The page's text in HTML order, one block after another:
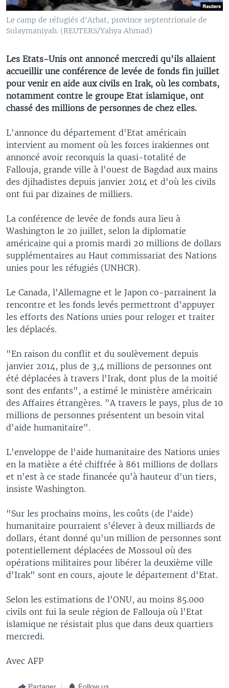
Le camp de réfugiés d'Arbat, province septentrionale de
Sulaymaniyah. (REUTERS/Yahya Ahmad)
Les Etats-Unis ont annoncé mercredi qu'ils allaient
accueillir une conférence de levée de fonds fin juillet
pour venir en aide aux civils en Irak, où les combats,
notamment contre le groupe Etat islamique, ont
chassé des millions de personnes de chez elles.
L'annonce du département d'Etat américain
intervient au moment où les forces irakiennes ont
annoncé avoir reconquis la quasi-totalité de
Fallouja, grande ville à l'ouest de Bagdad aux mains
des djihadistes depuis janvier 2014 et d'où les civils
ont fui par dizaines de milliers.
La conférence de levée de fonds aura lieu à
Washington le 20 juillet, selon la diplomatie
américaine qui a promis mardi 20 millions de dollars
supplémentaires au Haut commissariat des Nations
unies pour les réfugiés (UNHCR).
Le Canada, l'Allemagne et le Japon co-parrainent la
rencontre et les fonds levés permettront d'appuyer
les efforts des Nations unies pour reloger et traiter
les déplacés.
"En raison du conflit et du soulèvement depuis
janvier 2014, plus de 3,4 millions de personnes ont
été déplacées à travers l'Irak, dont plus de la moitié
sont des enfants", a estimé le ministère américain
des Affaires étrangères. "A travers le pays, plus de 10
millions de personnes présentent un besoin vital
d'aide humanitaire".
L'enveloppe de l'aide humanitaire des Nations unies
en la matière a été chiffrée à 861 millions de dollars
et n'est à ce stade financée qu'à hauteur d'un tiers,
insiste Washington.
"Sur les prochains moins, les coûts (de l'aide)
humanitaire pourraient s'élever à deux milliards de
dollars, étant donné qu'un million de personnes sont
potentiellement déplacées de Mossoul où des
opérations militaires pour libérer la deuxième ville
d'Irak" sont en cours, ajoute le département d'Etat.
Selon les estimations de l'ONU, au moins 85.000
civils ont fui la seule région de Fallouja où l'Etat
islamique ne résistait plus que dans deux quartiers
mercredi.
Avec AFP